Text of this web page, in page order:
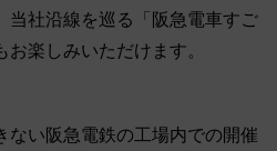
社沿線を巡る「阪急電車すご
楽しみいただけます。
ない阪急電鉄の工場内での開催